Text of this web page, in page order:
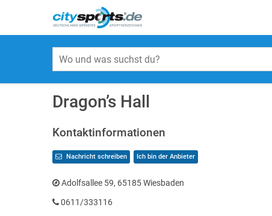
Dragon’s Hall
Kontaktinformationen
Nachricht schreiben Ich bin der Anbieter
Adolfsallee 59, 65185 Wiesbaden
0611/333116